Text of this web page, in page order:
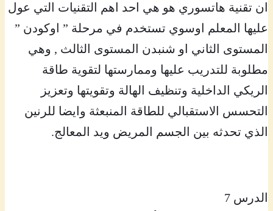
ان تقنية هاتسوري هو هي احد اهم التقنيات التي عول
عليها المعلم اوسوي تستخدم في مرحلة ” اوكودن ”
المستوى الثاني او شنبدن المستوى الثالث , وهي
مطلوبة للتدريب عليها وممارستها لتقوية طاقة
الريكي الداخلية وتنظيف الهالة وتقويتها وتعزيز
التحسس الاستقبالي للطاقة المنبعثة وايضا للرنين
الذي تحدثه بين الجسم المريض ويد المعالج.
الدرس 7